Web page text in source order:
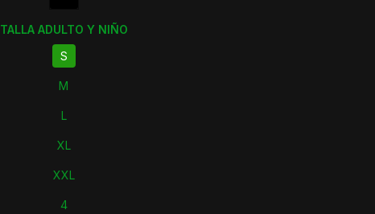
TALLA ADULTO Y NIÑO
S
M
L
XL
XXL
4